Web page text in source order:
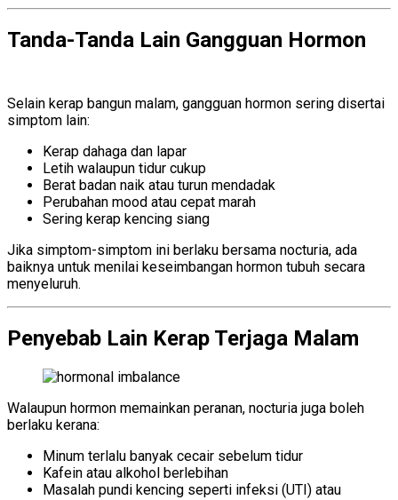
Tanda-Tanda Lain Gangguan Hormon
Selain kerap bangun malam, gangguan hormon sering disertai
simptom lain:
Kerap dahaga dan lapar
Letih walaupun tidur cukup
Berat badan naik atau turun mendadak
Perubahan mood atau cepat marah
Sering kerap kencing siang
Jika simptom-simptom ini berlaku bersama nocturia, ada
baiknya untuk menilai keseimbangan hormon tubuh secara
menyeluruh.
Penyebab Lain Kerap Terjaga Malam
Walaupun hormon memainkan peranan, nocturia juga boleh
berlaku kerana:
Minum terlalu banyak cecair sebelum tidur
Kafein atau alkohol berlebihan
Masalah pundi kencing seperti infeksi (UTI) atau